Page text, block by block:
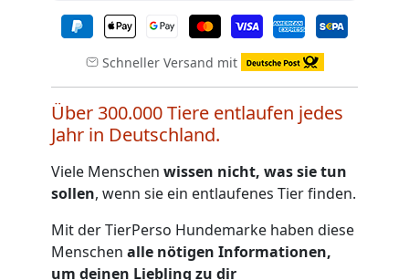
Schneller Versand mit
Über 300.000 Tiere entlaufen jedes
Jahr in Deutschland.
Viele Menschen wissen nicht, was sie tun
sollen, wenn sie ein entlaufenes Tier finden.
Mit der TierPerso Hundemarke haben diese
Menschen alle nötigen Informationen,
um deinen Liebling zu dir